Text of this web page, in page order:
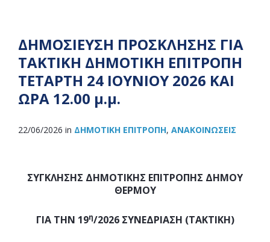
ΔΗΜΟΣΙΕΥΣΗ ΠΡΟΣΚΛΗΣΗΣ ΓΙΑ
ΤΑΚΤΙΚΗ ΔΗΜΟΤΙΚΗ ΕΠΙΤΡΟΠΗ
ΤΕΤΑΡΤΗ 24 ΙΟΥΝΙΟΥ 2026 ΚΑΙ
ΩΡΑ 12.00 μ.μ.
22/06/2026 in ΔΗΜΟΤΙΚΉ ΕΠΙΤΡΟΠΉ, ΑΝΑΚOΙΝΏΣΕΙΣ
ΣΥΓΚΛΗΣΗΣ ΔΗΜΟΤΙΚΗΣ ΕΠΙΤΡΟΠΗΣ ΔΗΜΟΥ
ΘΕΡΜΟΥ
ΓΙΑ ΤΗΝ 19η/2026 ΣΥΝΕΔΡΙΑΣΗ (ΤΑΚΤΙΚΗ)